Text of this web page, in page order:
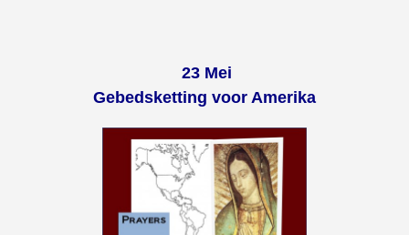
23 Mei
Gebedsketting voor Amerika